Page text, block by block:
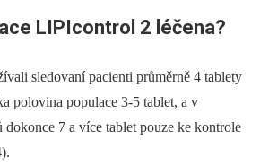
LIPIcontrol 2 léčena?
sledovaní pacienti průměrně 4 tablety
polovina populace 3-5 tablet, a v
dokonce 7 a více tablet pouze ke kontrole